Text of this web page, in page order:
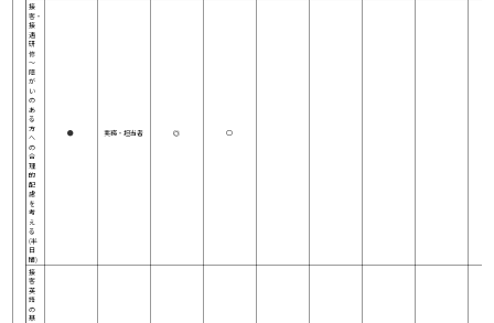
接
客・
接
遇
研
修
～
障
が
い
の
あ
る
方
へ
の
合
理
的
配
慮
を
考
え
る
(半
日
間)
● 実務・担当者 ◎ ○
接
客
英
語
の
基